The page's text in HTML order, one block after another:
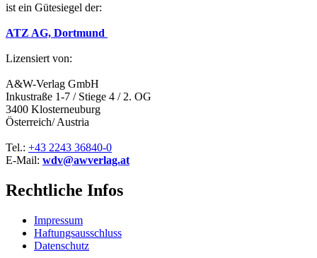
ist ein Gütesiegel der:
ATZ AG, Dortmund
Lizensiert von:
A&W-Verlag GmbH
Inkustraße 1-7 / Stiege 4 / 2. OG
3400 Klosterneuburg
Österreich/ Austria
Tel.: +43 2243 36840-0
E-Mail: wdv@awverlag.at
Rechtliche Infos
Impressum
Haftungsausschluss
Datenschutz